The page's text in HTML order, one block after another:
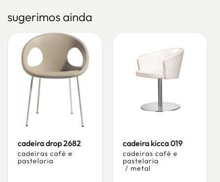
sugerimos ainda
cadeira drop 2682
cadeiras café e
pastelaria
cadeira kicca 019
cadeiras café e
pastelaria
/ metal